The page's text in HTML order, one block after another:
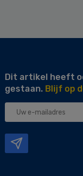
Dit artikel heeft
gestaan. Blijf op
Uw